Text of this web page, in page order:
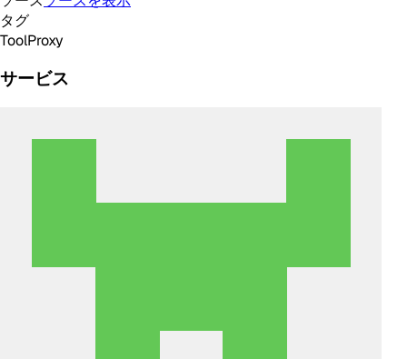
タグ
ToolProxy
サービス